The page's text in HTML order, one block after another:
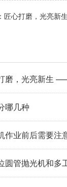
光亮新生 —— 鑫艺达圆管抛
哪几种
作业前后需要注
圆管抛光机和多工